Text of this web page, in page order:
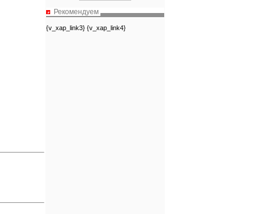
Рекомендуем
{v_xap_link3} {v_xap_link4}